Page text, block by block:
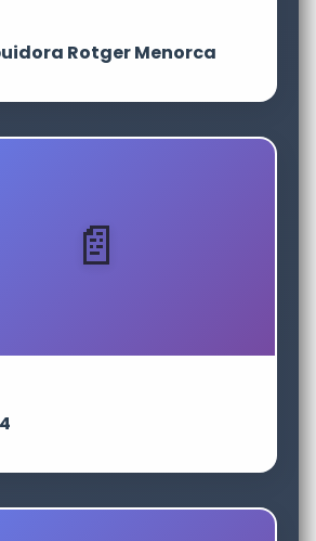
Rotger Menorca